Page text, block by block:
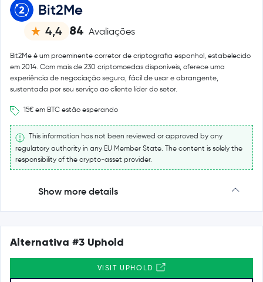
Bit2Me
4,4 84 Avaliações
Bit2Me é um proeminente corretor de criptografia espanhol, estabelecido
em 2014. Com mais de 230 criptomoedas disponíveis, oferece uma
experiência de negociação segura, fácil de usar e abrangente,
sustentada por seu serviço ao cliente líder do setor.
15€ em BTC estão esperando
This information has not been reviewed or approved by any
regulatory authority in any EU Member State. The content is solely the
responsibility of the crypto-asset provider.
Show more details
Alternativa #3 Uphold
VISIT UPHOLD